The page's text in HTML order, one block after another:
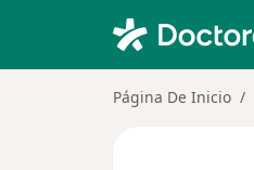
Página De Inicio